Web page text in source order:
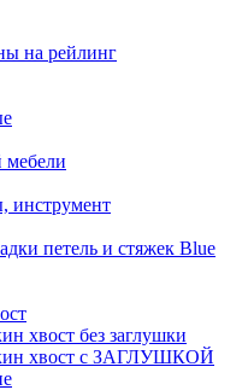
на рейлинг
мебели
инструмент
петель и стяжек Blue
хвост без заглушки
хвост с ЗАГЛУШКОЙ